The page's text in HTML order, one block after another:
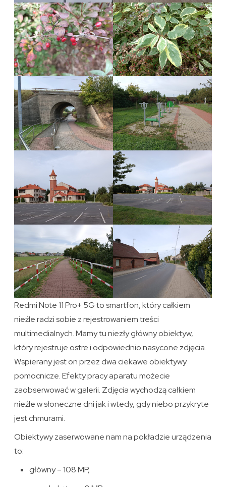
Redmi Note 11 Pro+ 5G to smartfon, który całkiem
nieźle radzi sobie z rejestrowaniem treści
multimedialnych. Mamy tu niezły główny obiektyw,
który rejestruje ostre i odpowiednio nasycone zdjęcia.
Wspierany jest on przez dwa ciekawe obiektywy
pomocnicze. Efekty pracy aparatu możecie
zaobserwować w galerii. Zdjęcia wychodzą całkiem
nieźle w słoneczne dni jak i wtedy, gdy niebo przykryte
jest chmurami.
Obiektywy zaserwowane nam na pokładzie urządzenia
to:
główny – 108 MP,